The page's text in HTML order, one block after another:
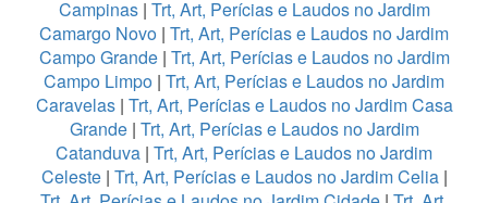
Campinas| Trt, Art, Perícias e Laudos no Jardim
Camargo Novo | Trt, Art, Perícias e Laudos no Jardim
Campo Grande| Trt, Art, Perícias e Laudos no Jardim
Campo Limpo | Trt, Art, Perícias e Laudos no Jardim
Caravelas| Trt, Art, Perícias e Laudos no Jardim Casa
Grande| Trt, Art, Perícias e Laudos no Jardim
Catanduva | Trt, Art, Perícias e Laudos no Jardim
Celeste| Trt, Art, Perícias e Laudos no Jardim Celia|